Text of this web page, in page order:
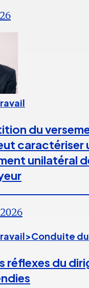
du
caractériser
unilatéral
réflexes du